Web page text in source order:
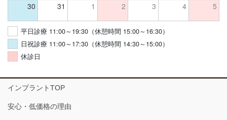
30 31 1 2 3 4 5
平日診療 11:00～19:30（休憩時間 15:00～16:30）
日祝診療 11:00～17:30（休憩時間 14:30～15:00）
休診日
インプラントTOP
安心・低価格の理由